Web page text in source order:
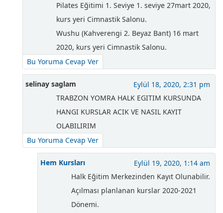
Pilates Eğitimi 1. Seviye 1. seviye 27mart 2020,
kurs yeri Cimnastik Salonu.
Wushu (Kahverengi 2. Beyaz Bant) 16 mart
2020, kurs yeri Cimnastik Salonu.
Bu Yoruma Cevap Ver
selinay saglam
Eylül 18, 2020, 2:31 pm
TRABZON YOMRA HALK EGITIM KURSUNDA
HANGI KURSLAR ACIK VE NASIL KAYIT
OLABILIRIM
Bu Yoruma Cevap Ver
Hem Kursları
Eylül 19, 2020, 1:14 am
Halk Eğitim Merkezinden Kayıt Olunabilir.
Açılması planlanan kurslar 2020-2021
Dönemi.